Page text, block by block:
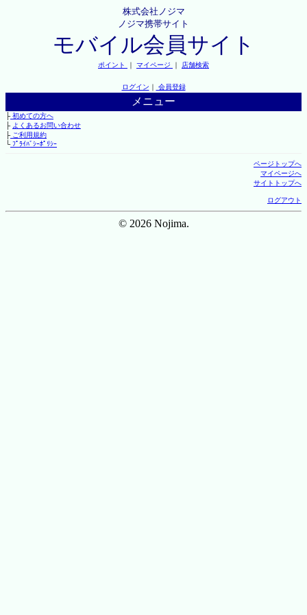
株式会社ノジマ
ノジマ携帯サイト
モバイル会員サイト
ポイント ｜ マイページ ｜ 店舗検索
ログイン ｜ 会員登録
メニュー
├初めての方へ
├ よくあるお問い合わせ
├ご利用規約
└ﾌﾟﾗｲﾊﾞｼｰﾎﾟﾘｼｰ
ページトップへ
マイページへ
サイトトップへ
ログアウト
© 2026 Nojima.